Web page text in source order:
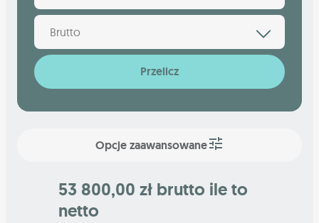
Brutto
Przelicz
Opcje zaawansowane
53 800,00 zł brutto ile to
netto